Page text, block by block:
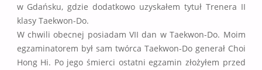
w Gdańsku, gdzie dodatkowo uzyskałem tytuł Trenera II
klasy Taekwon-Do.
W chwili obecnej posiadam VII dan w Taekwon-Do. Moim
egzaminatorem był sam twórca Taekwon-Do generał Choi
Hong Hi. Po jego śmierci ostatni egzamin złożyłem przed